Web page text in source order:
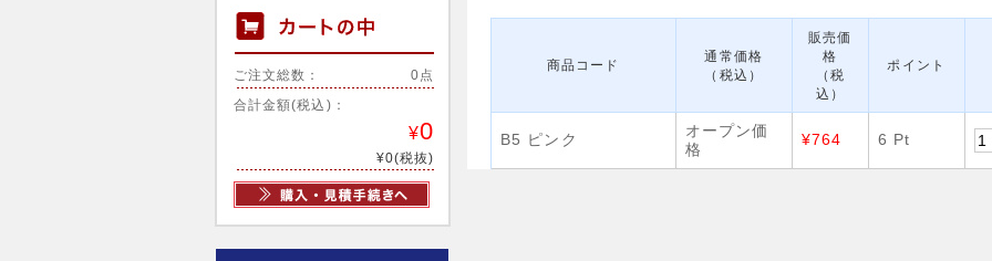
ご注文総数： 0点
合計金額(税込)：
¥0
¥0(税抜)
商品コード
通常価格
（税込）
販売価
格
（税
込）
ポイント
B5 ピンク
オープン価
格
¥764 6 Pt